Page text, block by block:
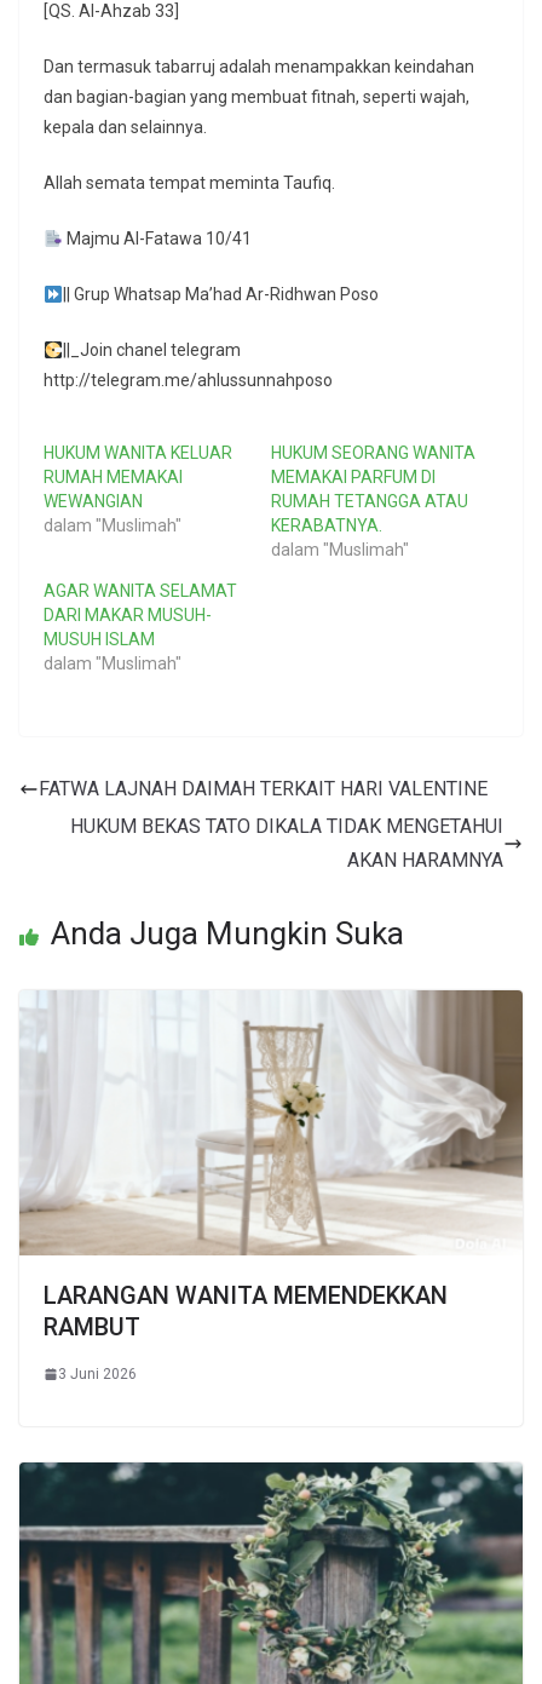
[QS. Al-Ahzab 33]
Dan termasuk tabarruj adalah menampakkan keindahan
dan bagian-bagian yang membuat fitnah, seperti wajah,
kepala dan selainnya.
Allah semata tempat meminta Taufiq.
Majmu Al-Fatawa 10/41
|| Grup Whatsap Ma’had Ar-Ridhwan Poso
||_Join chanel telegram
http://telegram.me/ahlussunnahposo
HUKUM WANITA KELUAR
RUMAH MEMAKAI
WEWANGIAN
dalam "Muslimah"
HUKUM SEORANG WANITA
MEMAKAI PARFUM DI
RUMAH TETANGGA ATAU
KERABATNYA.
dalam "Muslimah"
AGAR WANITA SELAMAT
DARI MAKAR MUSUH-
MUSUH ISLAM
dalam "Muslimah"
FATWA LAJNAH DAIMAH TERKAIT HARI VALENTINE
HUKUM BEKAS TATO DIKALA TIDAK MENGETAHUI
AKAN HARAMNYA
Anda Juga Mungkin Suka
LARANGAN WANITA MEMENDEKKAN
RAMBUT
3 Juni 2026